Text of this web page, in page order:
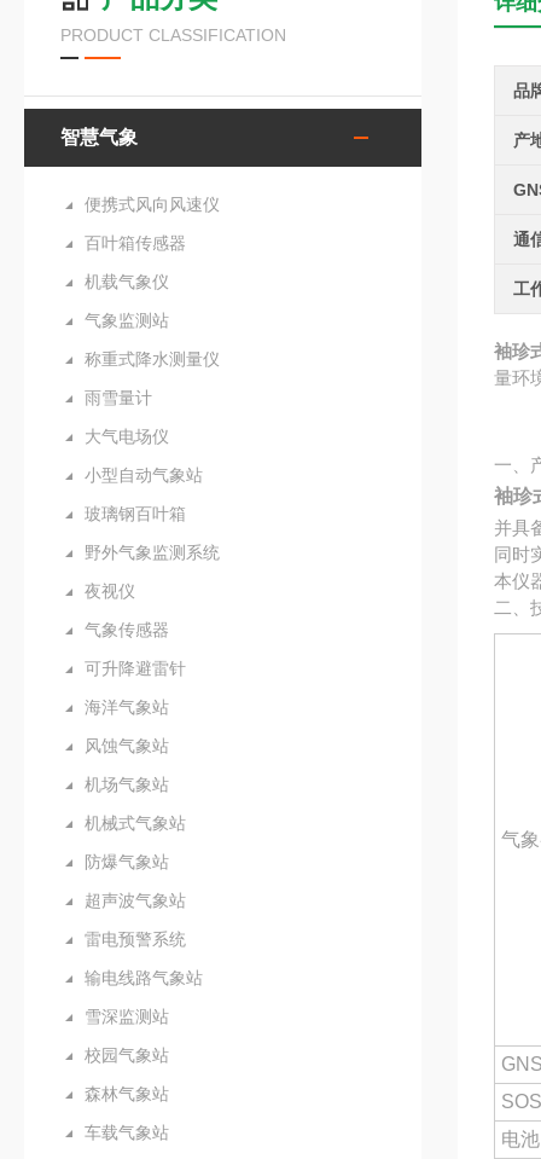
PRODUCT CLASSIFICATION
智慧气象
便携式风向风速仪
百叶箱传感器
机载气象仪
气象监测站
称重式降水测量仪
雨雪量计
大气电场仪
小型自动气象站
玻璃钢百叶箱
野外气象监测系统
夜视仪
气象传感器
可升降避雷针
海洋气象站
风蚀气象站
机场气象站
机械式气象站
防爆气象站
超声波气象站
雷电预警系统
输电线路气象站
雪深监测站
校园气象站
森林气象站
车载气象站
品
产
通
工
袖珍
量环
一、
袖珍
并具
同时
本仪
二、
气
电池